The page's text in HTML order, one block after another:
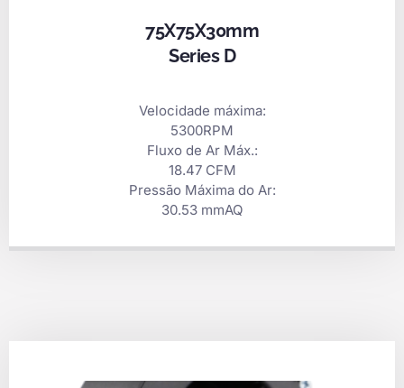
75X75X30mm
Series D
Velocidade máxima:
5300RPM
Fluxo de Ar Máx.:
18.47 CFM
Pressão Máxima do Ar:
30.53 mmAQ